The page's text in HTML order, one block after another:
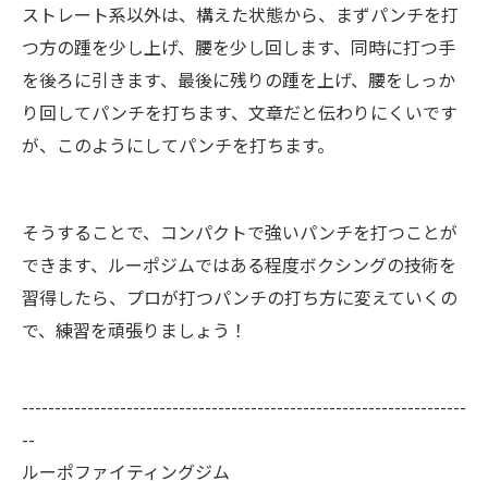
ストレート系以外は、構えた状態から、まずパンチを打
つ方の踵を少し上げ、腰を少し回します、同時に打つ手
を後ろに引きます、最後に残りの踵を上げ、腰をしっか
り回してパンチを打ちます、文章だと伝わりにくいです
が、このようにしてパンチを打ちます。
そうすることで、コンパクトで強いパンチを打つことが
できます、ルーポジムではある程度ボクシングの技術を
習得したら、プロが打つパンチの打ち方に変えていくの
で、練習を頑張りましょう！
--------------------------------------------------------------------
--
ルーポファイティングジム